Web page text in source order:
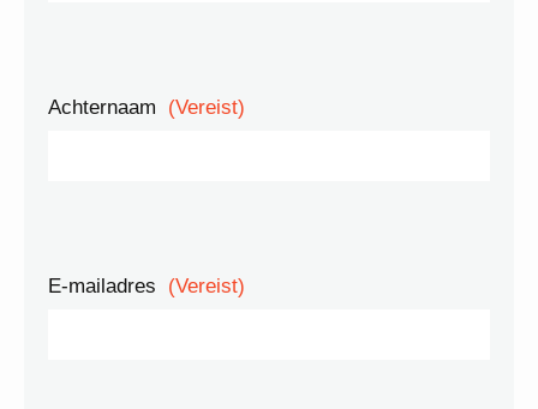
Achternaam (Vereist)
E-mailadres (Vereist)